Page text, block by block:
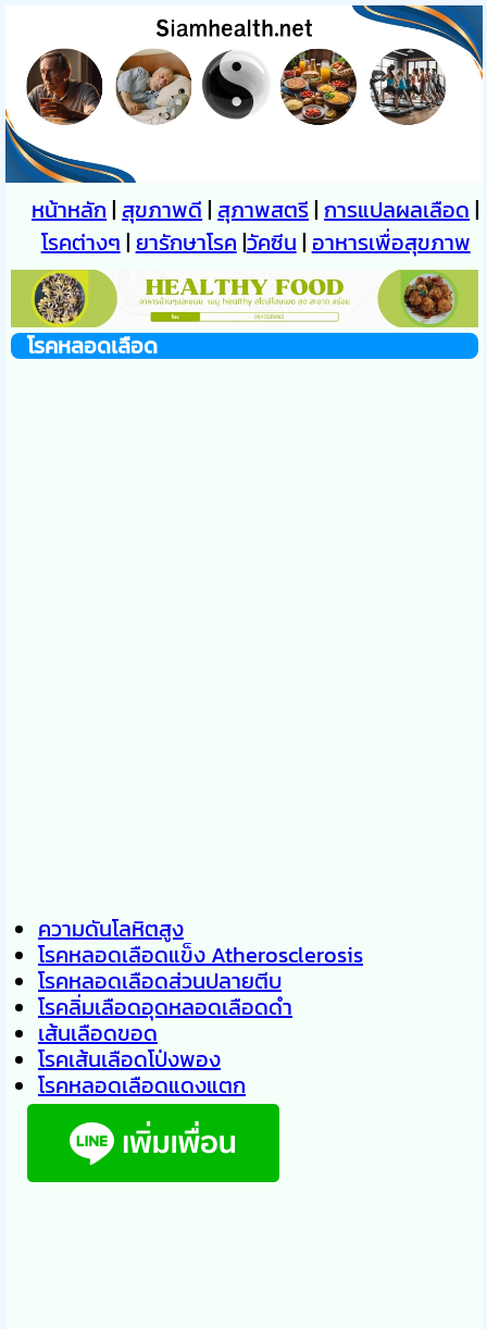
หน้าหลัก | สุขภาพดี | สุภาพสตรี|การแปลผลเลือด |
โรคต่างๆ | ยารักษาโรค |วัคซีน | อาหารเพื่อสุขภาพ
โรคหลอดเลือด
ความดันโลหิตสูง
โรคหลอดเลือดแข็ง Atherosclerosis
โรคหลอดเลือดส่วนปลายตีบ
โรคลิ่มเลือดอุดหลอดเลือดดำ
เส้นเลือดขอด
โรคเส้นเลือดโป่งพอง
โรคหลอดเลือดแดงแตก